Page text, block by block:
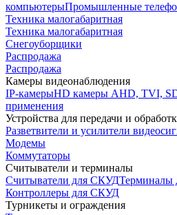
компьютерыПромышленные
Техника малогабаритная
Техника малогабаритная
Снегоуборщики
Распродажа
Распродажа
Камеры видеонаблюдения
IP-камерыHD камеры AHD, TVI,
применения
Устройства для передачи и
Разветвители и усилители
Модемы
Коммутаторы
Считыватели и терминалы
Считыватели для СКУДТерминалы
Контроллеры для СКУД
Турникеты и ограждения